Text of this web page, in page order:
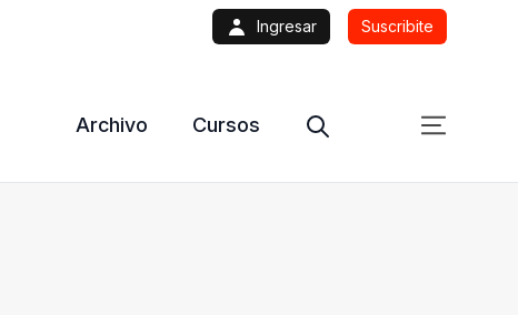
Ingresar Suscribite
Archivo Cursos